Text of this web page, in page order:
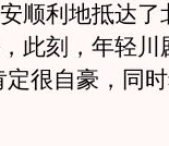
利地抵达了
此刻，年轻川
很自豪，同